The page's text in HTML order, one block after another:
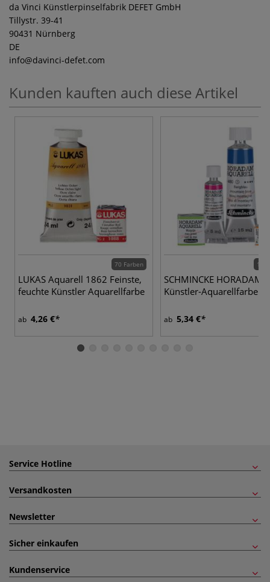
da Vinci Künstlerpinselfabrik DEFET GmbH
Tillystr. 39-41
90431 Nürnberg
DE
info@davinci-defet.com
Kunden kauften auch diese Artikel
70 Farben
LUKAS Aquarell 1862 Feinste,
feuchte Künstler Aquarellfarbe
ab 4,26 €
139
SCHMINCKE HORADAM®
Künstler-Aquarellfarben
ab 5,34 €
Service Hotline
Versandkosten
Newsletter
Sicher einkaufen
Kundenservice